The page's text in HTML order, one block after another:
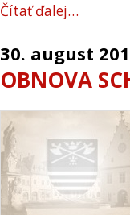
Čítať ďalej…
30. august
OBNOVA